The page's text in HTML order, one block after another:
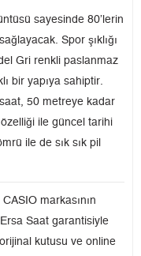
sayesinde 80’lerin
Spor şıklığı
Gri renkli paslanmaz
bir yapıya sahiptir.
50 metreye kadar
ile güncel tarihi
ile de sık sık pil
markasının
Saat garantisiyle
kutusu ve online